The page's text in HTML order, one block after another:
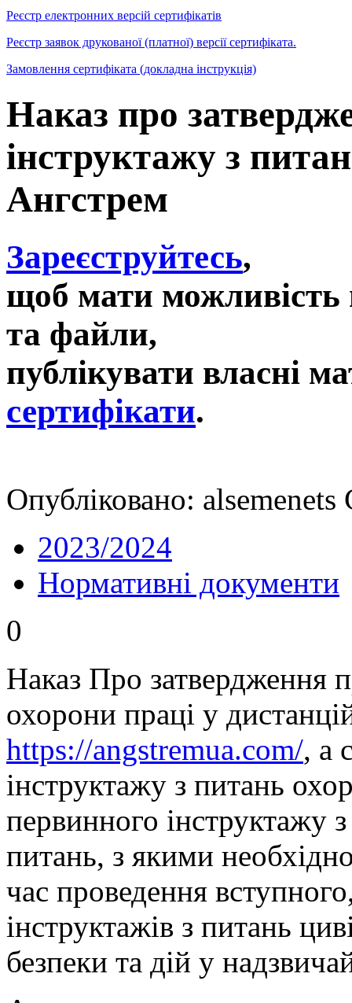
Реєстр електронних версій сертифікатів
Реєстр заявок друкованої (платної) версії сертифіката.
Замовлення сертифіката (докладна інструкція)
Наказ про
інструктажу з
Ангстрем
Зареєструйтесь,
щоб мати можливість
та файли,
публікувати власні
сертифікати.
Опубліковано:
2023/2024
Нормативні документи
0
Наказ Про затвердження
охорони праці у
https://angstremua.com/, а
інструктажу з питань
первинного інструктажу
питань, з якими
час проведення
інструктажів з питань
безпеки та дій у